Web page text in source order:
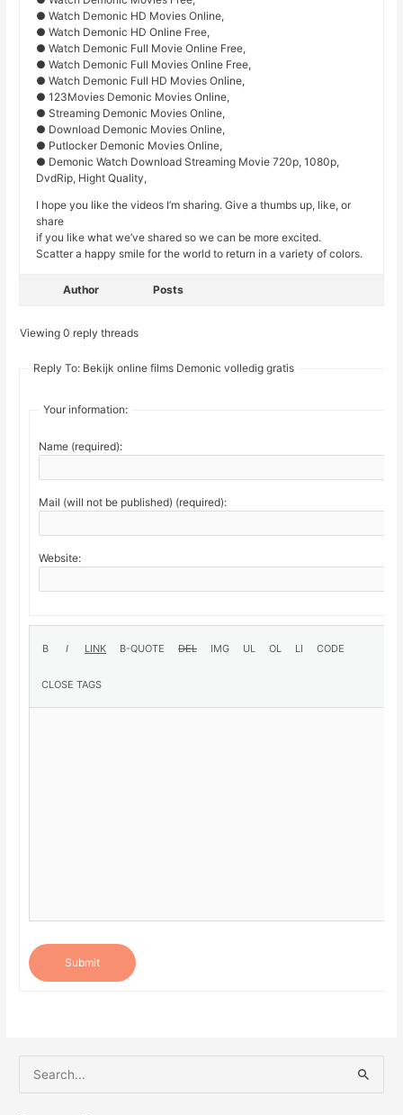
● Watch Demonic HD Movies Online,
● Watch Demonic HD Online Free,
● Watch Demonic Full Movie Online Free,
● Watch Demonic Full Movies Online Free,
● Watch Demonic Full HD Movies Online,
● 123Movies Demonic Movies Online,
● Streaming Demonic Movies Online,
● Download Demonic Movies Online,
● Putlocker Demonic Movies Online,
● Demonic Watch Download Streaming Movie 720p, 1080p,
DvdRip, Hight Quality,
I hope you like the videos I’m sharing. Give a thumbs up, like, or
share
if you like what we’ve shared so we can be more excited.
Scatter a happy smile for the world to return in a variety of colors.
Author Posts
Viewing 0 reply threads
Reply To: Bekijk online films Demonic volledig gratis
Your information:
Name (required):
Mail (will not be published) (required):
Website:
Submit
e